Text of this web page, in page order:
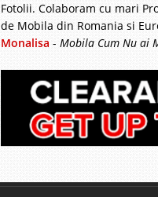
Fotolii. Colaboram cu mari
de Mobila din Romania si
Monalisa - Mobila Cum Nu ai